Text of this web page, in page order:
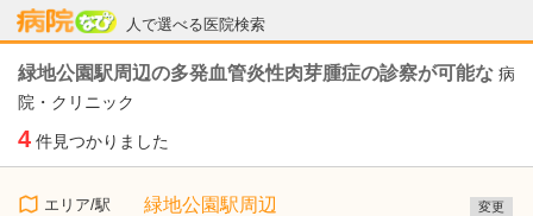
人で選べる医院検索
病院なび
緑地公園駅周辺の多発血管炎性肉芽腫症の診察が可能な 病
院・クリニック
4 件見つかりました
エリア/駅 緑地公園駅周辺 変更